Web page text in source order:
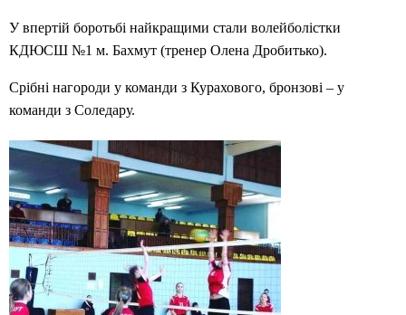
У впертій боротьбі найкращими стали волейболістки
КДЮСШ №1 м. Бахмут (тренер Олена Дробитько).
Срібні нагороди у команди з Курахового, бронзові – у
команди з Соледару.